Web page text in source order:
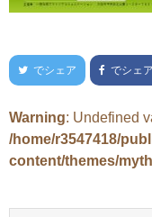
でシェア でシェア
Warning: Undefined
/home/r3547418/
content/themes/